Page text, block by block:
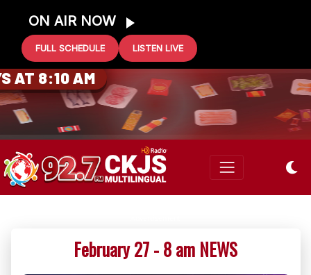
ON AIR NOW
FULL SCHEDULE LISTEN LIVE
GIFT CARD
AT 8:10 AM
February 27 - 8 am NEWS